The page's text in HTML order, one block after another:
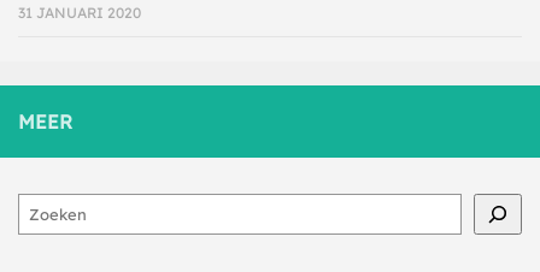
31 JANUARI 2020
MEER
Zoeken